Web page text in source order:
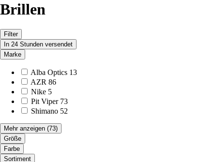
Brillen
Filter
In 24 Stunden versendet
Marke
Alba Optics 13
AZR 86
Nike 5
Pit Viper 73
Shimano 52
Mehr anzeigen (73)
Größe
Farbe
Sortiment